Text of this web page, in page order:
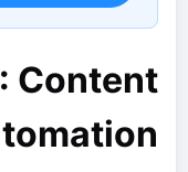
Content